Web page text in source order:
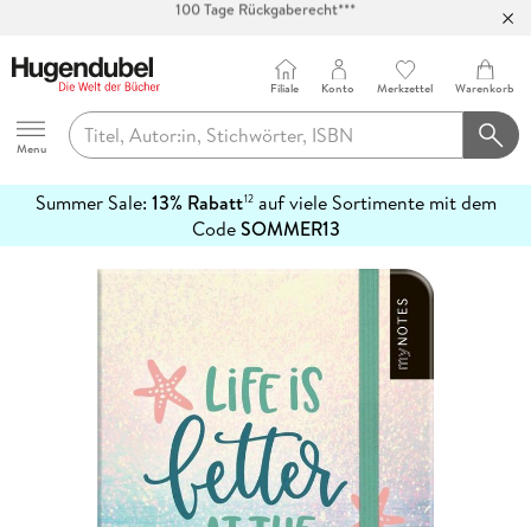
Abholung in über 100 Filialen
Hugendubel
Menu
Filiale Konto Merkzettel Warenkorb
Summer Sale: 13% Rabatt12auf viele Sortimente mit dem
CodeSOMMER13
erfahren